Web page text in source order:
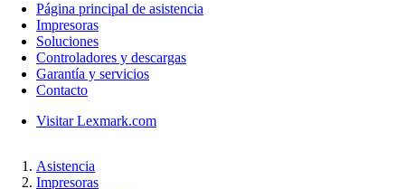
Página principal de asistencia
Impresoras
Soluciones
Controladores y descargas
Garantía y servicios
Contacto
Visitar Lexmark.com
Asistencia
Impresoras